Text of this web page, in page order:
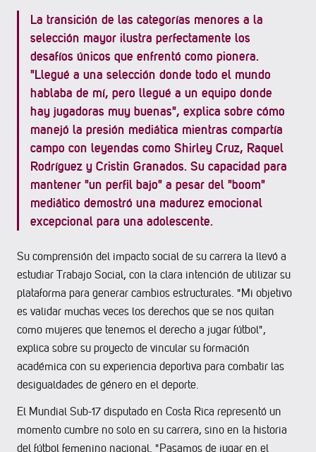
La transición de las categorías menores a la
selección mayor ilustra perfectamente los
desafíos únicos que enfrentó como pionera.
"Llegué a una selección donde todo el mundo
hablaba de mí, pero llegué a un equipo donde
hay jugadoras muy buenas", explica sobre cómo
manejó la presión mediática mientras compartía
campo con leyendas como Shirley Cruz, Raquel
Rodríguez y Cristin Granados. Su capacidad para
mantener "un perfil bajo" a pesar del "boom"
mediático demostró una madurez emocional
excepcional para una adolescente.
Su comprensión del impacto social de su carrera la llevó a
estudiar Trabajo Social, con la clara intención de utilizar su
plataforma para generar cambios estructurales. "Mi objetivo
es validar muchas veces los derechos que se nos quitan
como mujeres que tenemos el derecho a jugar fútbol",
explica sobre su proyecto de vincular su formación
académica con su experiencia deportiva para combatir las
desigualdades de género en el deporte.
El Mundial Sub-17 disputado en Costa Rica representó un
momento cumbre no solo en su carrera, sino en la historia
del fútbol femenino nacional. "Pasamos de jugar en el